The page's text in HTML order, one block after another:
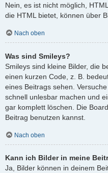
Nein, es ist nicht möglich,
die HTML bietet, können über
Nach oben
Was sind Smileys?
Smileys sind kleine Bilder, die
einen kurzen Code, z. B.
eines Beitrags sehen.
schnell unlesbar machen und
gar komplett löschen. Die
Beitrag benutzen kannst.
Nach oben
Kann ich Bilder in meine
Ja, Bilder können in deinem